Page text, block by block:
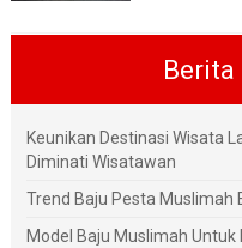
Keunikan Destinasi Wisata
Diminati Wisatawan
Trend Baju Pesta Muslimah
Model Baju Muslimah Untuk